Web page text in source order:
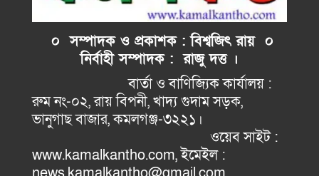
০ সম্পাদক ও প্রকাশক : বিশ্বজিৎ রায় ০
নির্বাহীসম্পাদক : রাজু দত্ত ।
বার্তা ও বাণিজ্যিক কার্যালয় :
রুম নং-০২, রায় বিপনী, খাদ্য গুদাম সড়ক,
ভানুগাছ বাজার, কমলগঞ্জ-৩২২১।
ওয়েব সাইট :
www.kamalkantho.com, ইমেইল :